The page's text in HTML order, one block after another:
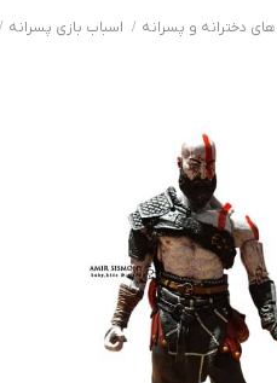
قاب و بندپستانک
شانه برس کودک
پواربینی
مسواک و خمیر دندان کودک
تب سنج نوزاد و کودک
رابط و پد سینه
دخترانه و پسرانه اسباب بازی پسرانه